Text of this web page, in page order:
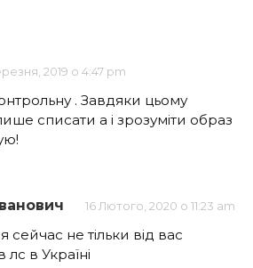
2019 о 4:47 pm
. Завдяки цьому
списати а і зрозуміти образ
16 Лютого, 2020 о 11:23 am
сейчас не тільки від вас
лс в Україні